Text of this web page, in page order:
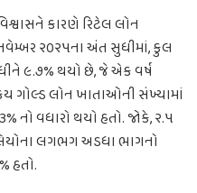
કારણે રિટેલ લોન
નવેમ્બર ૨૦૨૫ના અંત સુધીમાં, કુલ
૯.૭% થયો છે, જે એક વર્ષ
ગોલ્ડ લોન ખાતાઓની સંખ્યામાં
નો વધારો થયો હતો. જોકે, ૨.૫
લગભગ અડધા ભાગનો
હતો.